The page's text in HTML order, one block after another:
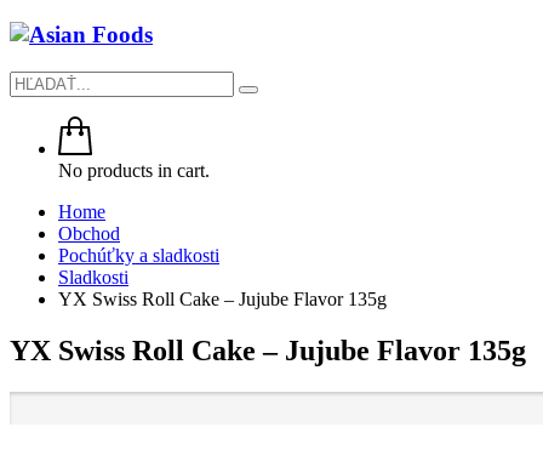
No products in cart.
Home
Obchod
Pochúťky a sladkosti
Sladkosti
YX Swiss Roll Cake – Jujube Flavor 135g
YX Swiss Roll Cake – Jujube Flavor 135g